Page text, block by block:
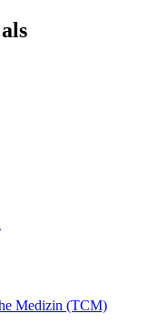
Medizin (TCM)